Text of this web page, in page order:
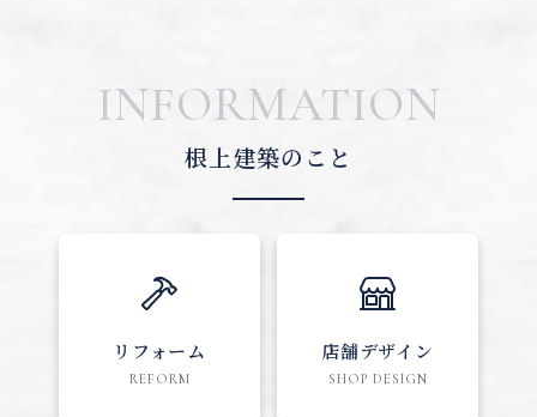
INFORMATION
根上建築のこと
リフォーム
REFORM
店舗デザイン
SHOP DESIGN